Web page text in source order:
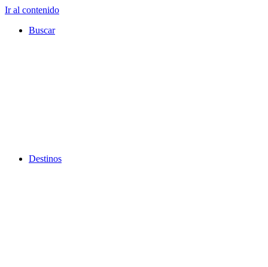
Ir al contenido
Buscar
Destinos